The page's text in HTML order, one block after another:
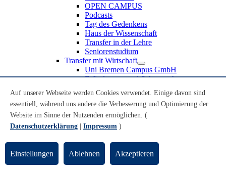
OPEN CAMPUS
Podcasts
Tag des Gedenkens
Haus der Wissenschaft
Transfer in der Lehre
Seniorenstudium
Transfer mit Wirtschaft
Uni Bremen Campus GmbH
Erfindungen und Schutzrechte
Recruiting an der Universität Bremen
Weiterbildung an der Universität Bremen
Transfer mit Schule
Schülerinnen und Schüler
Schulklassen
Lehrkräfte
Gründungsunterstützung
Auf unserer Webseite werden Cookies verwendet. Einige davon sind
essentiell, während uns andere die Verbesserung und Optimierung der
Website im Sinne der Nutzenden ermöglichen. (
Datenschutzerklärung
Impressum )
Einstellungen Ablehnen Akzeptieren